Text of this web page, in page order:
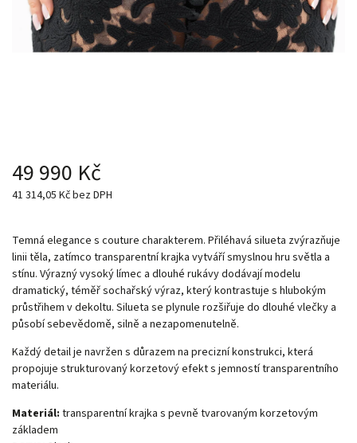
49 990 Kč
41 314,05 Kč bez DPH
Temná elegance s couture charakterem. Přiléhavá silueta zvýrazňuje
linii těla, zatímco transparentní krajka vytváří smyslnou hru světla a
stínu. Výrazný vysoký límec a dlouhé rukávy dodávají modelu
dramatický, téměř sochařský výraz, který kontrastuje s hlubokým
průstřihem v dekoltu. Silueta se plynule rozšiřuje do dlouhé vlečky a
působí sebevědomě, silně a nezapomenutelně.
Každý detail je navržen s důrazem na precizní konstrukci, která
propojuje strukturovaný korzetový efekt s jemností transparentního
materiálu.
Materiál: transparentní krajka s pevně tvarovaným korzetovým
základem